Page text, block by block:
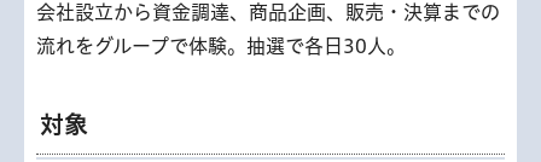
会社設立から資金調達、商品企画、販売・決算までの
流れをグループで体験。抽選で各日30人。
対象